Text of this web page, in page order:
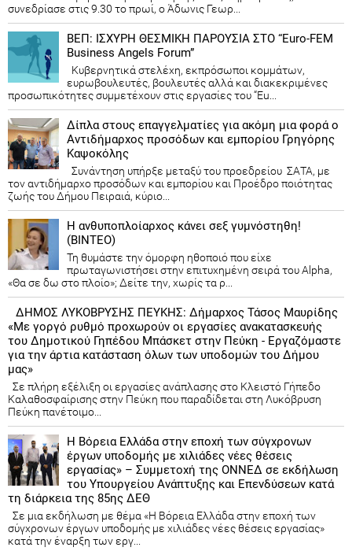
συνεδρίασε στις 9.30 το πρωί, ο Άδωνις Γεωρ...
ΒΕΠ: ΙΣΧΥΡΗ ΘΕΣΜΙΚΗ ΠΑΡΟΥΣΙΑ ΣΤΟ “Euro-FEM
Business Angels Forum”
Κυβερνητικά στελέχη, εκπρόσωποι κομμάτων,
ευρωβουλευτές, βουλευτές αλλά και διακεκριμένες
προσωπικότητες συμμετέχουν στις εργασίες του “Eu...
Δίπλα στους επαγγελματίες για ακόμη μια φορά ο
Αντιδήμαρχος προσόδων και εμπορίου Γρηγόρης
Καψοκόλης
Συνάντηση υπήρξε μεταξύ του προεδρείου ΣΑΤΑ, με
τον αντιδήμαρχο προσόδων και εμπορίου και Προέδρο ποιότητας
ζωής του Δήμου Πειραιά, κύριο...
Η ανθυποπλοίαρχος κάνει σεξ γυμνόστηθη!
(ΒΙΝΤΕΟ)
Τη θυμάστε την όμορφη ηθοποιό που είχε
πρωταγωνιστήσει στην επιτυχημένη σειρά του Alpha,
«Θα σε δω στο πλοίο»; Δείτε την, χωρίς τα ρ...
ΔΗΜΟΣ ΛΥΚΟΒΡΥΣΗΣ ΠΕΥΚΗΣ: Δήμαρχος Τάσος Μαυρίδης
«Με γοργό ρυθμό προχωρούν οι εργασίες ανακατασκευής
του Δημοτικού Γηπέδου Μπάσκετ στην Πεύκη - Εργαζόμαστε
για την άρτια κατάσταση όλων των υποδομών του Δήμου
μας»
Σε πλήρη εξέλιξη οι εργασίες ανάπλασης στο Κλειστό Γήπεδο
Καλαθοσφαίρισης στην Πεύκη που παραδίδεται στη Λυκόβρυση
Πεύκη πανέτοιμο...
Η Βόρεια Ελλάδα στην εποχή των σύγχρονων
έργων υποδομής με χιλιάδες νέες θέσεις
εργασίας» – Συμμετοχή της ΟΝΝΕΔ σε εκδήλωση
του Υπουργείου Ανάπτυξης και Επενδύσεων κατά
τη διάρκεια της 85ης ΔΕΘ
Σε μια εκδήλωση με θέμα «Η Βόρεια Ελλάδα στην εποχή των
σύγχρονων έργων υποδομής με χιλιάδες νέες θέσεις εργασίας»
κατά την έναρξη των εργ...